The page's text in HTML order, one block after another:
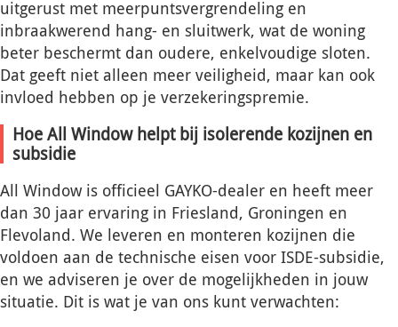
uitgerust met meerpuntsvergrendeling en
inbraakwerend hang- en sluitwerk, wat de woning
beter beschermt dan oudere, enkelvoudige sloten.
Dat geeft niet alleen meer veiligheid, maar kan ook
invloed hebben op je verzekeringspremie.
Hoe All Window helpt bij isolerende kozijnen en
subsidie
All Window is officieel GAYKO-dealer en heeft meer
dan 30 jaar ervaring in Friesland, Groningen en
Flevoland. We leveren en monteren kozijnen die
voldoen aan de technische eisen voor ISDE-subsidie,
en we adviseren je over de mogelijkheden in jouw
situatie. Dit is wat je van ons kunt verwachten: